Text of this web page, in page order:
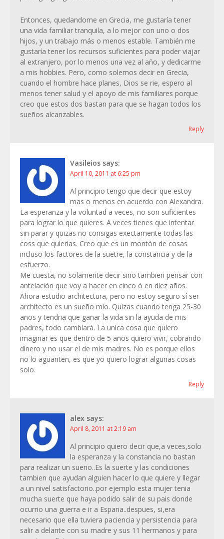
Entonces, quedandome en Grecia, me gustaría tener
una vida familiar tranquila, a lo mejor con uno o dos
hijos, y un trabajo más o menos estable. También me
gustaría tener los recursos suficientes para poder viajar
al extranjero, por lo menos una vez al año, y dedicarme
a mis hobbies. Pero, como solemos decir en Grecia,
cuando el hombre hace planes, Dios se rie, espero al
menos tener salud y el apoyo de mis familiares porque
creo que estos dos bastan para que se hagan todos los
sueños alcanzables.
Reply
Vasileios says:
April 10, 2011 at 6:25 pm
Al principio tengo que decir que estoy
mas o menos en acuerdo con Alexandra.
La esperanza y la voluntad a veces, no son suficientes
para lograr lo que quieres. A veces tienes que intentar
sin parar y quizas no consigas exectamente todas las
coss que quierias. Creo que es un montón de cosas
incluso los factores de la suetre, la constancia y de la
esfuerzo.
Me cuesta, no solamente decir sino tambien pensar con
antelación que voy a hacer en cinco ó en diez años.
Ahora estudio architectura, pero no estoy seguro sí ser
architecto es un sueño mio. Quizas cuando tenga 25-30
años y tendria que gañar la vida sin la ayuda de mis
padres, todo cambiará. La unica cosa que quiero
imaginar es que dentro de 5 años quiero vivir, cobrando
dinero y no usar el de mis madres. No es porque ellos
no lo aguanten, es que yo quiero lograr algunas cosas
solo.
Reply
alex says:
April 8, 2011 at 2:19 am
Al principio quiero decir que,a veces,solo
la esperanza y la constancia no bastan
para realizar un sueno..Es la suerte y las condiciones
tambien que ayudan alguien hacer lo que quiere y llegar
a un nivel satisfactorio..por ejemplo esta mujer tenia
mucha suerte que haya podido salir de su pais donde
ocurrio una guerra e ir a Espana..despues, si,era
necesario que ella tuviera paciencia y persistencia para
salir a delante con su madre y sus 11 hermanos y para